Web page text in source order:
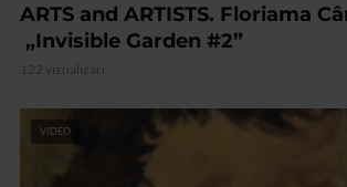
ARTS and ARTISTS. Floriama
„Invisible Garden #2”
122 vizualizari
VIDEO